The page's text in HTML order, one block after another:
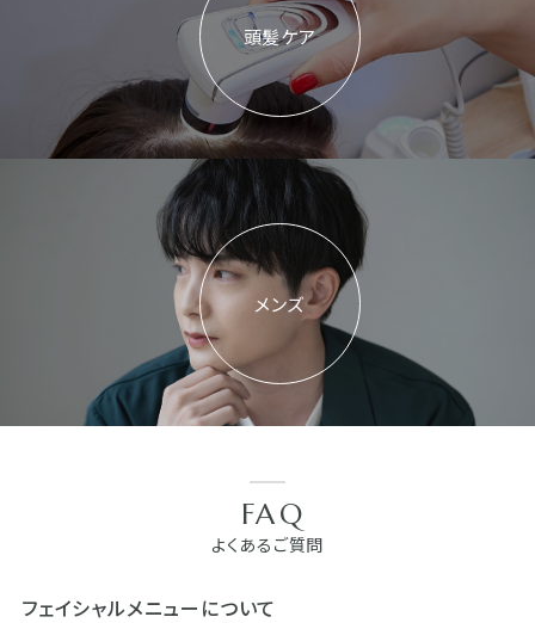
頭髪ケア
メンズ
FAQ
よくあるご質問
フェイシャルメニューについて